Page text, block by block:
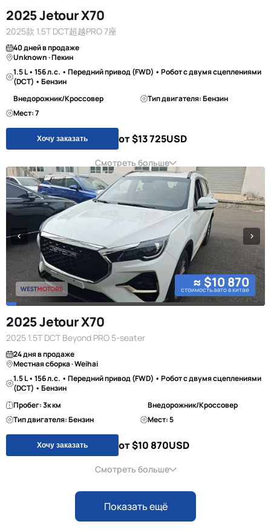
2025 Jetour X70
2025款 1.5T DCT超越PRO 7座
40 дней в продаже
Unknown · Пекин
1.5 L • 156 л.с. • Передний привод (FWD) • Робот с двумя сцеплениями
(DCT) • Бензин
Внедорожник/Кроссовер
Тип двигателя: Бензин
Мест: 7
Хочу заказать от $13 725USD
Смотреть больше
≈ $10 870
стоимость авто в китае
2025 Jetour X70
2025 1.5T DCT Beyond PRO 5-seater
24 дня в продаже
Местная сборка · Weihai
1.5 L • 156 л.с. • Передний привод (FWD) • Робот с двумя сцеплениями
(DCT) • Бензин
Пробег: 3к км
Внедорожник/Кроссовер
Тип двигателя: Бензин
Мест: 5
Хочу заказать от $10 870USD
Смотреть больше
Показать ещё